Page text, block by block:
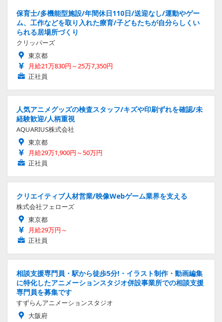
保育士/多機能型施設/年間休日110日/送迎なし/運動やゲー
ム、工作などを取り入れた療育/子どもたちが自分らしくい
られる居場所づくり
クリッパーズ
東京都
月給21万830円～25万7,350円
正社員
人気アニメグッズの検査スタッフ/キズや印刷ずれを確認/未
経験歓迎/人柄重視
AQUARIUS株式会社
東京都
月給29万1,900円～50万円
正社員
クリエイティブ人材営業/映像Webゲーム業界を支える
株式会社フェローズ
東京都
月給29万円～
正社員
相談支援専門員・駅から徒歩5分!・イラスト制作・動画編集
に特化したアニメーションスタジオ併設事業所での相談支援
専門員を募集です
すずらんアニメーションスタジオ
大阪府